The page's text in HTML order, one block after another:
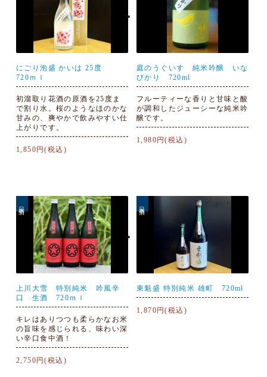
にごり泡盛 かいは 25度
720ｍｌ
初溜取り花酒の原酒を25度ま
で割り水。桜のようなほのかな
甘みの、爽やかで飲みやすい仕
上がりです。
1,850円(税込)
庭のうぐいす 純米吟醸 いな
びかり 720ml
フルーティーな香りと甘味と酸
が調和したジューシーな純米吟
醸です。
1,980円(税込)
上川大雪 特別純米 吟風辛
口 生酒 720ｍｌ
キレはありつつも柔らかなお米
の旨味を感じられる、味わい深
い辛口食中酒！
2,750円(税込)
東魁盛 特別純米 雄町 720ml
1,870円(税込)